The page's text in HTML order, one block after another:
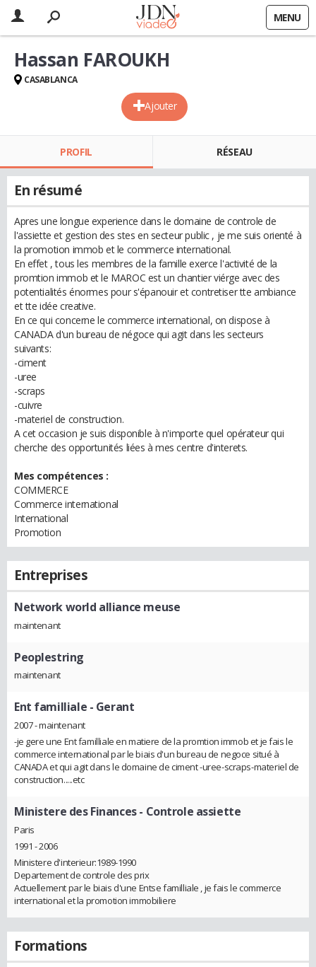
MENU
Ajouter
Hassan FAROUKH
CASABLANCA
PROFIL RÉSEAU
En résumé
Apres une longue experience dans le domaine de controle de
l'assiette et gestion des stes en secteur public , je me suis orienté à
la promotion immob et le commerce international.
En effet , tous les membres de la famille exerce l'activité de la
promtion immob et le MAROC est un chantier viérge avec des
potentialités énormes pour s'épanouir et contretiser tte ambiance
et tte idée creative.
En ce qui concerne le commerce international, on dispose à
CANADA d'un bureau de négoce qui agit dans les secteurs
suivants:
-ciment
-uree
-scraps
-cuivre
-materiel de construction.
A cet occasion je suis disponible à n'importe quel opérateur qui
cherche des opportunités liées à mes centre d'interets.
Mes compétences :
COMMERCE
Commerce international
International
Promotion
Entreprises
Network world alliance meuse
maintenant
Peoplestring
maintenant
Ent familliale - Gerant
2007 - maintenant
-je gere une Ent familliale en matiere de la promtion immob et je fais le
commerce international par le biais d'un bureau de negoce situé à
CANADA et qui agit dans le domaine de ciment -uree-scraps-materiel de
construction.....etc
Ministere des Finances- Controle assiette
Paris
1991 - 2006
Ministere d'interieur:1989-1990
Departement de controle des prix
Actuellement par le biais d'une Entse familliale , je fais le commerce
international et la promotion immobiliere
Formations